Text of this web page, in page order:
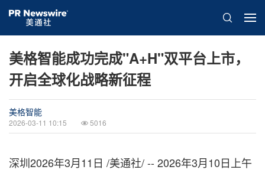
美格智能成功完成"A+H"双平台上市，
开启全球化战略新征程
美格智能
2026-03-11 10:15 5016
深圳2026年3月11日 /美通社/ -- 2026年3月10日上午